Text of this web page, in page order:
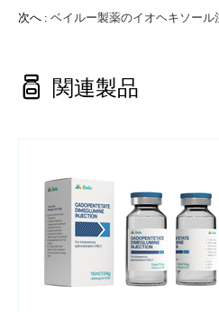
次へ : ベイルー製薬のイオヘキソー
 関連製品